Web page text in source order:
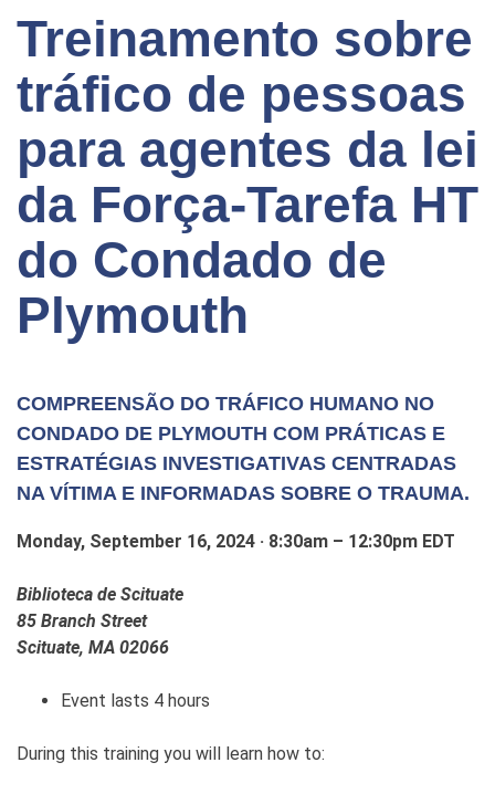
Treinamento sobre
tráfico de pessoas
para agentes da lei
da Força-Tarefa HT
do Condado de
Plymouth
COMPREENSÃO DO TRÁFICO HUMANO NO
CONDADO DE PLYMOUTH COM PRÁTICAS E
ESTRATÉGIAS INVESTIGATIVAS CENTRADAS
NA VÍTIMA E INFORMADAS SOBRE O TRAUMA.
Monday, September 16, 2024 · 8:30am – 12:30pm EDT
Biblioteca de Scituate
85 Branch Street
Scituate, MA 02066
Event lasts 4 hours
During this training you will learn how to: